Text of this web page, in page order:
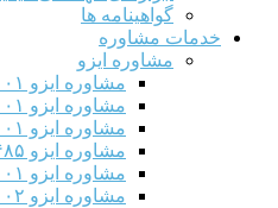
گواهینامه ها
خدمات مشاوره
مشاوره ایزو
مشاوره ایزو ۹۰۰۱
مشاوره ایزو ۱۴۰۰۱
مشاوره ایزو ۴۵۰۰۱
مشاوره ایزو ۱۳۴۸۵
مشاوره ایزو ۱۰۰۰۱
مشاوره ایزو ۱۰۰۰۲